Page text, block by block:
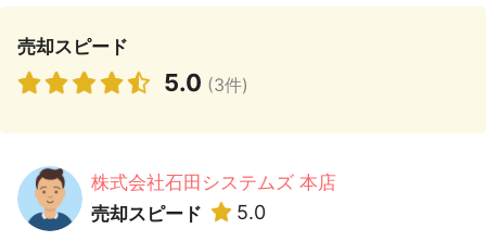
売却スピード
5.0 (3件)
株式会社石田システムズ 本店
売却スピード
5.0